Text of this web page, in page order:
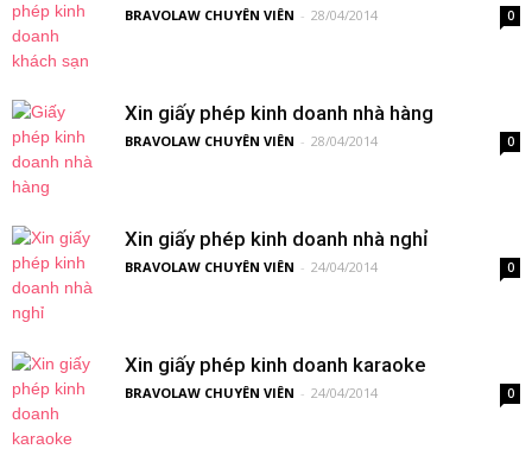
BRAVOLAW CHUYÊN VIÊN - 28/04/2014 0
Xin giấy phép kinh doanh nhà hàng
BRAVOLAW CHUYÊN VIÊN - 28/04/2014 0
Xin giấy phép kinh doanh nhà nghỉ
BRAVOLAW CHUYÊN VIÊN - 24/04/2014 0
Xin giấy phép kinh doanh karaoke
BRAVOLAW CHUYÊN VIÊN - 24/04/2014 0